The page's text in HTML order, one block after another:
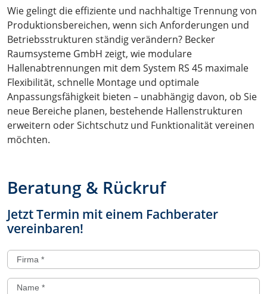
Wie gelingt die effiziente und nachhaltige Trennung von
Produktionsbereichen, wenn sich Anforderungen und
Betriebsstrukturen ständig verändern? Becker
Raumsysteme GmbH zeigt, wie modulare
Hallenabtrennungen mit dem System RS 45 maximale
Flexibilität, schnelle Montage und optimale
Anpassungsfähigkeit bieten – unabhängig davon, ob Sie
neue Bereiche planen, bestehende Hallenstrukturen
erweitern oder Sichtschutz und Funktionalität vereinen
möchten.
Beratung & Rückruf
Jetzt Termin mit einem Fachberater
vereinbaren!